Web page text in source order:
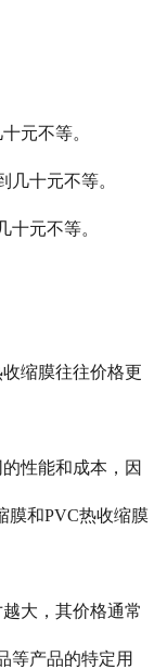
元不等。
几十元不等。
十元不等。
缩膜往往价格更
性能和成本，因
膜和PVC热收缩膜
大，其价格通常
等产品的特定用